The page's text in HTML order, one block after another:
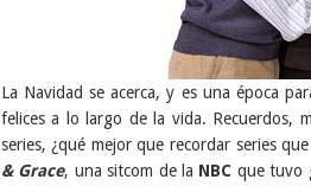
La Navidad se acerca, y es una época
felices a lo largo de la vida. Recuerdos,
series, ¿qué mejor que recordar series
& Grace, una sitcom de la NBC que tuvo